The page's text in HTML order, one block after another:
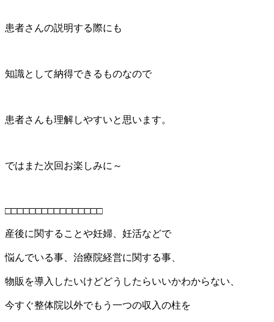
患者さんの説明する際にも
知識として納得できるものなので
患者さんも理解しやすいと思います。
ではまた次回お楽しみに～
□□□□□□□□□□□□□□□□
産後に関することや妊婦、妊活などで
悩んでいる事、治療院経営に関する事、
物販を導入したいけどどうしたらいいかわからない、
今すぐ整体院以外でもう一つの収入の柱を